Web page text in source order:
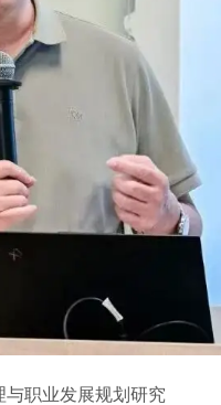
职业发展规划研究